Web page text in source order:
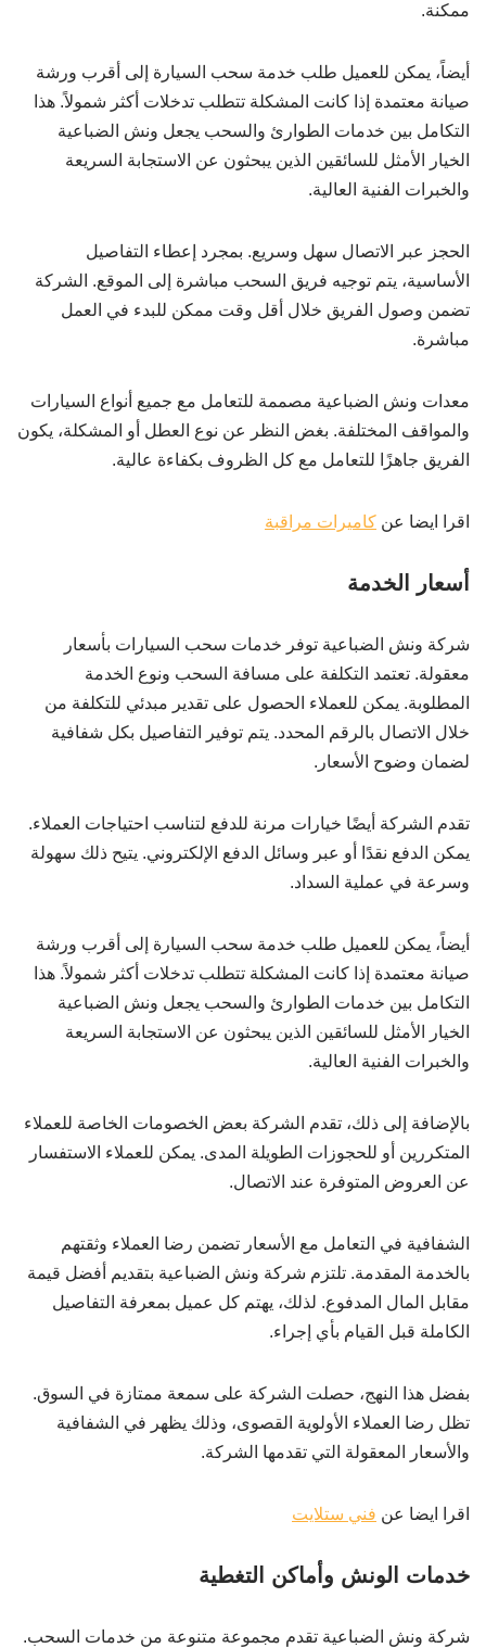
ممكنة.
أيضاً، يمكن للعميل طلب خدمة سحب السيارة إلى أقرب ورشة
صيانة معتمدة إذا كانت المشكلة تتطلب تدخلات أكثر شمولاً. هذا
التكامل بين خدمات الطوارئ والسحب يجعل ونش الضباعية
الخيار الأمثل للسائقين الذين يبحثون عن الاستجابة السريعة
والخبرات الفنية العالية.
الحجز عبر الاتصال سهل وسريع. بمجرد إعطاء التفاصيل
الأساسية، يتم توجيه فريق السحب مباشرة إلى الموقع. الشركة
تضمن وصول الفريق خلال أقل وقت ممكن للبدء في العمل
مباشرة.
معدات ونش الضباعية مصممة للتعامل مع جميع أنواع السيارات
والمواقف المختلفة. بغض النظر عن نوع العطل أو المشكلة، يكون
الفريق جاهزًا للتعامل مع كل الظروف بكفاءة عالية.
اقرا ايضا عن كاميرات مراقبة
أسعار الخدمة
شركة ونش الضباعية توفر خدمات سحب السيارات بأسعار
معقولة. تعتمد التكلفة على مسافة السحب ونوع الخدمة
المطلوبة. يمكن للعملاء الحصول على تقدير مبدئي للتكلفة من
خلال الاتصال بالرقم المحدد. يتم توفير التفاصيل بكل شفافية
لضمان وضوح الأسعار.
تقدم الشركة أيضًا خيارات مرنة للدفع لتناسب احتياجات العملاء.
يمكن الدفع نقدًا أو عبر وسائل الدفع الإلكتروني. يتيح ذلك سهولة
وسرعة في عملية السداد.
أيضاً، يمكن للعميل طلب خدمة سحب السيارة إلى أقرب ورشة
صيانة معتمدة إذا كانت المشكلة تتطلب تدخلات أكثر شمولاً. هذا
التكامل بين خدمات الطوارئ والسحب يجعل ونش الضباعية
الخيار الأمثل للسائقين الذين يبحثون عن الاستجابة السريعة
والخبرات الفنية العالية.
بالإضافة إلى ذلك، تقدم الشركة بعض الخصومات الخاصة للعملاء
المتكررين أو للحجوزات الطويلة المدى. يمكن للعملاء الاستفسار
عن العروض المتوفرة عند الاتصال.
الشفافية في التعامل مع الأسعار تضمن رضا العملاء وثقتهم
بالخدمة المقدمة. تلتزم شركة ونش الضباعية بتقديم أفضل قيمة
مقابل المال المدفوع. لذلك، يهتم كل عميل بمعرفة التفاصيل
الكاملة قبل القيام بأي إجراء.
بفضل هذا النهج، حصلت الشركة على سمعة ممتازة في السوق.
تظل رضا العملاء الأولوية القصوى، وذلك يظهر في الشفافية
والأسعار المعقولة التي تقدمها الشركة.
اقرا ايضا عن فني ستلايت
خدمات الونش وأماكن التغطية
شركة ونش الضباعية تقدم مجموعة متنوعة من خدمات السحب.